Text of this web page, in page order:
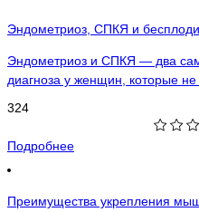
Эндометриоз, СПКЯ и
Эндометриоз и СПКЯ — два
диагноза у женщин, которые не
324
Подробнее
Преимущества укрепления